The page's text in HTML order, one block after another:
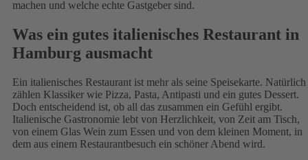
machen und welche echte Gastgeber sind.
Was ein gutes italienisches Restaurant in
Hamburg ausmacht
Ein italienisches Restaurant ist mehr als seine Speisekarte. Natürlich
zählen Klassiker wie Pizza, Pasta, Antipasti und ein gutes Dessert.
Doch entscheidend ist, ob all das zusammen ein Gefühl ergibt.
Italienische Gastronomie lebt von Herzlichkeit, von Zeit am Tisch,
von einem Glas Wein zum Essen und von dem kleinen Moment, in
dem aus einem Restaurantbesuch ein schöner Abend wird.